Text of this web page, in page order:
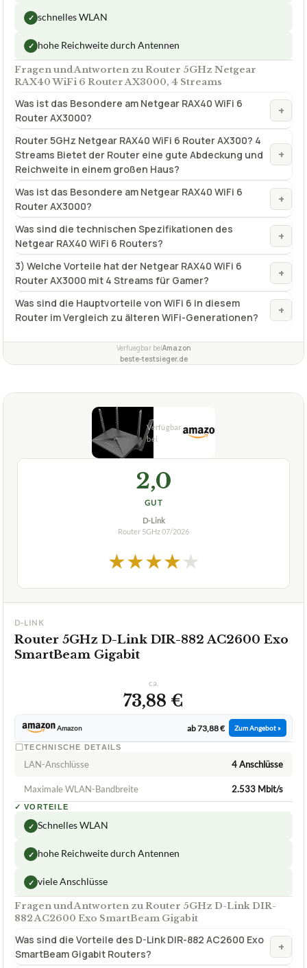
✓ schnelles WLAN
✓ hohe Reichweite durch Antennen
Fragen und Antworten zu Router 5GHz Netgear
RAX40 WiFi 6 Router AX3000, 4 Streams
Was ist das Besondere am Netgear RAX40 WiFi 6
Router AX3000?
+
Router 5GHz Netgear RAX40 WiFi 6 Router AX300? 4
Streams Bietet der Router eine gute Abdeckung und
Reichweite in einem großen Haus?
+
Was ist das Besondere am Netgear RAX40 WiFi 6
Router AX3000?
+
Was sind die technischen Spezifikationen des
Netgear RAX40 WiFi 6 Routers?
+
3) Welche Vorteile hat der Netgear RAX40 WiFi 6
Router AX3000 mit 4 Streams für Gamer?
+
Was sind die Hauptvorteile von WiFi 6 in diesem
Router im Vergleich zu älteren WiFi-Generationen?
+
Verfuegbar beiAmazon
beste-testsieger.de
2,0
GUT
D-Link
Router 5GHz07/2026
★★★★★
D-LINK
Router 5GHz D-Link DIR-882 AC2600 Exo
SmartBeam Gigabit
ca.
73,88 €
Amazon ab 73,88 € Zum Angebot »
TECHNISCHE DETAILS
LAN-Anschlüsse 4 Anschlüsse
Maximale WLAN-Bandbreite 2.533 Mbit/s
✓ VORTEILE
✓ Schnelles WLAN
✓ hohe Reichweite durch Antennen
✓ viele Anschlüsse
Fragen und Antworten zu Router 5GHz D-Link DIR-
882 AC2600 Exo SmartBeam Gigabit
Was sind die Vorteile des D-Link DIR-882 AC2600 Exo
SmartBeam Gigabit Routers?
+